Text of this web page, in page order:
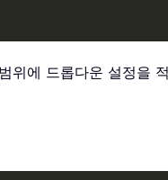
위에 드롭다운 설정을